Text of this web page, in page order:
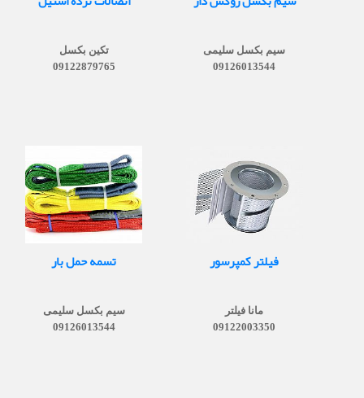
تکین بکسل
09122879765
سیم بکسل سلیمی
09126013544
تسمه حمل بار
سیم بکسل سلیمی
09126013544
فیلتر کمپرسور
مانا فیلتر
09122003350